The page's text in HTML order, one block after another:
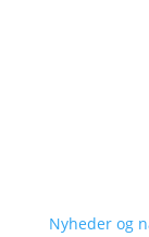
Nyheder og